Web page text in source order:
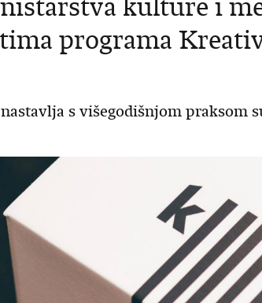
kulture i
programa
s višegodišnjom